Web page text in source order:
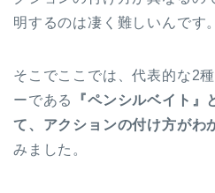
明するのは凄く難しいんです。
そこでここでは、代表的な2
ーである
『ペンシルベイト』
て、アクションの付け方がわ
みました。